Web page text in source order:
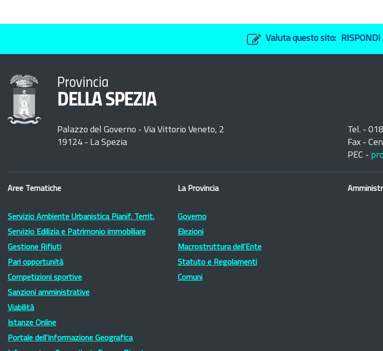
Valuta questo sito: RISPONDI
Provincia
DELLA SPEZIA
Palazzo del Governo - Via Vittorio Veneto, 2
19124 - La Spezia
Tel. -
Fax -
PEC -
Aree Tematiche
Servizio Ambiente Urbanistica Pianif. Territ.
Servizio Edilizia e Patrimonio immobiliare
Gestione Rifiuti
Pari opportunità
Competizioni sportive
Sanzioni amministrative
Viabilità
Istanze Online
Portale dell'Informazione Geografica
La Provincia
Governo
Elezioni
Macrostruttura dell'Ente
Statuto e Regolamenti
Comuni